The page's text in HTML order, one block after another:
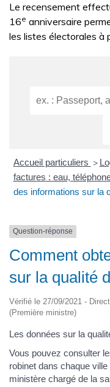
Le recensement
16e anniversaire
les listes électorales à
Accueil particuliers >
factures : eau,
des informations sur la
Question-réponse
Comment
sur la qualité
Vérifié le 27/09/2021 -
(Première ministre)
Les données sur la
Vous pouvez consulter
robinet dans chaque
ministère chargé de la